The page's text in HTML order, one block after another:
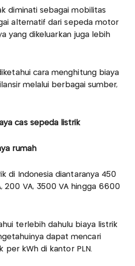
diminati sebagai mobilitas
alternatif dari sepeda motor
yang dikeluarkan juga lebih
cara menghitung biaya
melalui berbagai sumber,
cas sepeda listrik
rumah
di Indonesia diantaranya 450
200 VA, 3500 VA hingga 6600
terlebih dahulu biaya listrik
dapat mencari
per kWh di kantor PLN.